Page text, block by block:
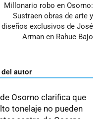
Millonario robo en Osorno:
Sustraen obras de arte y
diseños exclusivos de José
Arman en Rahue Bajo
del autor
Osorno clarifica que
tonelaje no pueden